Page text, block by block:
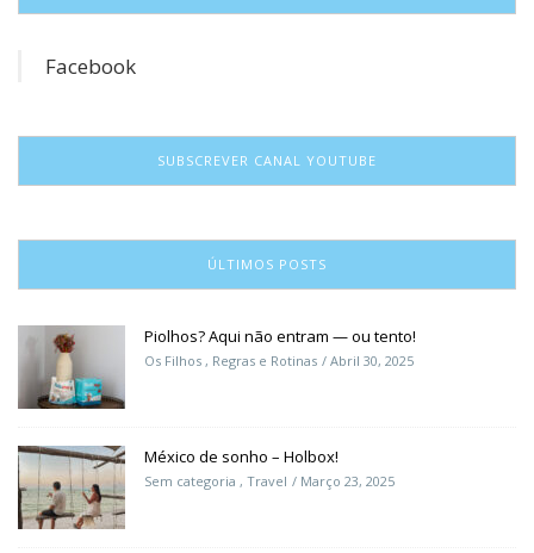
Facebook
SUBSCREVER CANAL YOUTUBE
ÚLTIMOS POSTS
Piolhos? Aqui não entram — ou tento!
Os Filhos , Regras e Rotinas Abril 30, 2025
México de sonho – Holbox!
Sem categoria , Travel Março 23, 2025